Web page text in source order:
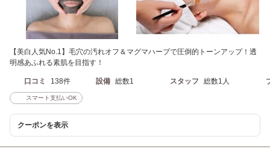
【美白人気No.1】毛穴の汚れオフ＆マグマハーブで圧倒的トーンアップ！透
明感あふれる素肌を目指す！
口コミ 138件 設備 総数1 スタッフ 総数1人
スマート支払いOK
クーポンを表示